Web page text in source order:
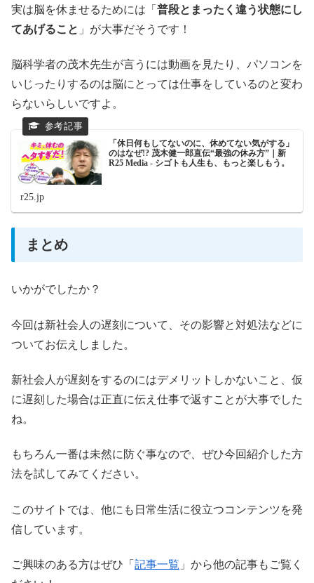
実は脳を休ませるためには「 普段とまったく違う状態にし
てあげること 」が大事だそうです！
脳科学者の茂木先生が言うには動画を見たり、パソコンを
いじったりするのは脳にとっては仕事をしているのと変わ
らないらしいですよ。
「休日何もしてないのに、休めてない気がする」
のはなぜ!? 茂木健一郎直伝“最強の休み方”｜新
R25 Media - シゴトも人生も、もっと楽しもう。
r25.jp
まとめ
いかがでしたか？
今回は新社会人の遅刻について、その影響と対処法などに
ついてお伝えしました。
新社会人が遅刻をするのにはデメリットしかないこと、仮
に遅刻した場合は正直に伝え仕事で返すことが大事でした
ね。
もちろん一番は未然に防ぐ事なので、ぜひ今回紹介した方
法を試してみてください。
このサイトでは、他にも日常生活に役立つコンテンツを発
信しています。
ご興味のある方はぜひ「 記事一覧 」から他の記事もご覧く